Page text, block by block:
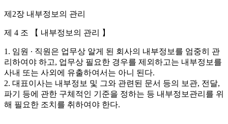
제2장 내부정보의 관리
제 4 조 【 내부정보의 관리 】
1. 임원 ∙ 직원은 업무상 알게 된 회사의 내부정보를 엄중히 관
리하여야 하고, 업무상 필요한 경우를 제외하고는 내부정보를
사내 또는 사외에 유출하여서는 아니 된다.
2. 대표이사는 내부정보 및 그와 관련된 문서 등의 보관, 전달,
파기 등에 관한 구체적인 기준을 정하는 등 내부정보관리를 위
해 필요한 조치를 취하여야 한다.